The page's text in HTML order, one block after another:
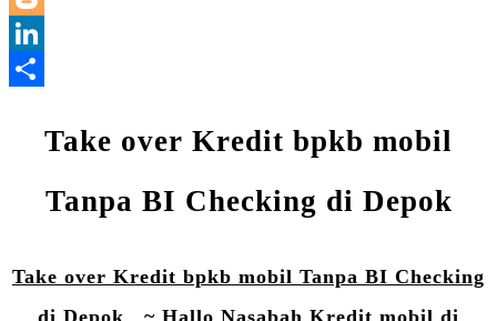
Take over Kredit bpkb mobil
Tanpa BI Checking di Depok
Take over Kredit bpkb mobil Tanpa BI Checking
di Depok
~ Hallo Nasabah Kredit mobil di